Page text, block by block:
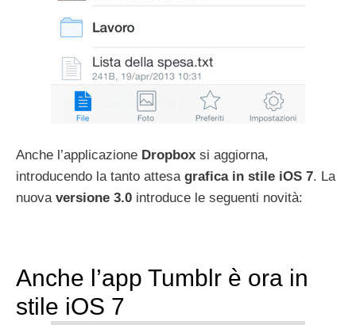
Anche l’applicazione Dropbox si aggiorna,
introducendo la tanto attesa grafica in stile iOS 7. La
nuova versione 3.0 introduce le seguenti novità:
Anche l’app Tumblr è ora in
stile iOS 7